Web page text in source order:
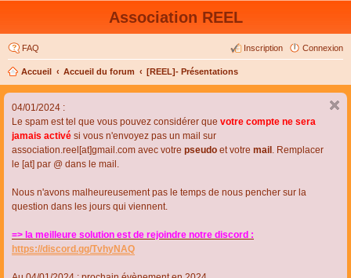
Association REEL
FAQ Connexion
Inscription
Accueil Accueil du forum [REEL]- Présentations
04/01/2024 :
Le spam est tel que vous pouvez considérer que votre compte ne sera
jamais activé si vous n'envoyez pas un mail sur
association.reel[at]gmail.com avec votre pseudo et votre mail . Remplacer
le [at] par @ dans le mail.
Nous n'avons malheureusement pas le temps de nous pencher sur la
question dans les jours qui viennent.
=> la meilleure solution est de rejoindre notre discord :
https://discord.gg/TvhyNAQ